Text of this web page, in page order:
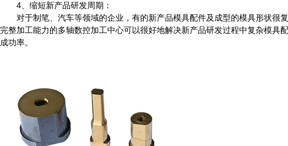
4、缩短新产品研发周期：
对于制笔、汽车等领域的企业，有的新产品模具配件及成型的模具形状很
完整加工能力的多轴数控加工中心可以很好地解决新产品研发过程中复杂模具
成功率。